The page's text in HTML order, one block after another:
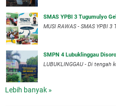
SMAS YPBI 3 Tugumulyo
MUSI RAWAS - SMAS YPBI 3
SMPN 4 Lubuklinggau
LUBUKLINGGAU - Di tengah
Lebih banyak »